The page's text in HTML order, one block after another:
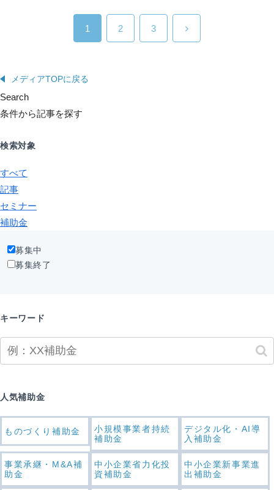
1 2 3
メディアTOPに戻る
Search
条件から記事を探す
検索対象
すべて
記事
セミナー
補助金
募集中
募集終了
キーワード
人気補助金
ものづくり補助金
小規模事業者持続
補助金
デジタル化・AI導
入補助金
事業承継・M&A補
助金
中小企業省力化投
資補助金
中小企業新事業進
出補助金